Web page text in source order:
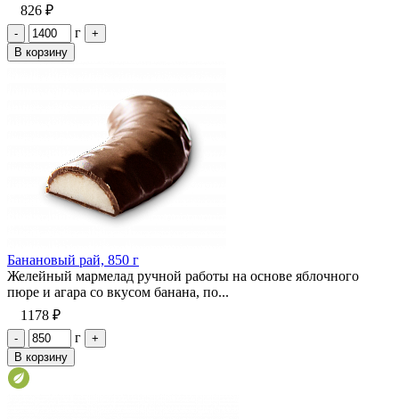
826 ₽
- г
+
В корзину
Банановый рай, 850 г
Желейный мармелад ручной работы на основе яблочного
пюре и агара со вкусом банана, по...
1178 ₽
- г
+
В корзину